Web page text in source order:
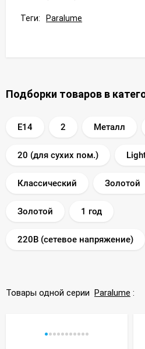
Теги: Paralume
Подборки товаров в
E14 2 Металл
20 (для сухих пом.)
Классический Золотой
Золотой 1 год
220В (сетевое напряжение)
Товары одной серии Paralume :